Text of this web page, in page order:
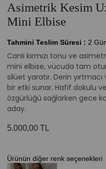
Asimetrik Kesim
Mini Elbise
Tahmini Teslim Süresi : 2
Canlı kırmızı tonu ve
mini elbise, vücuda tam
silüet yaratır. Derin
bir etki sunar. Hafif dokulu
özgürlüğü sağlarken gece
aday.
5.000,00 TL